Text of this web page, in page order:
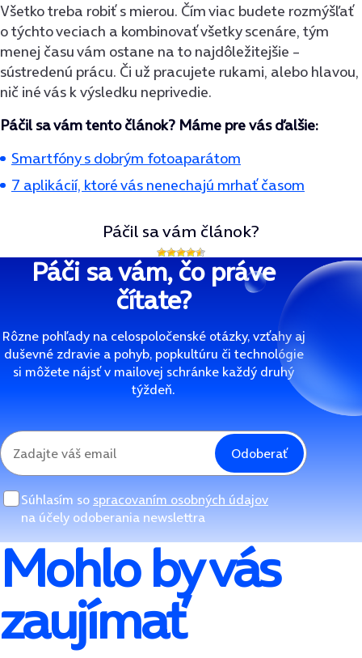
Všetko treba robiť s mierou. Čím viac budete rozmýšľať
o týchto veciach a kombinovať všetky scenáre, tým
menej času vám ostane na to najdôležitejšie –
sústredenú prácu. Či už pracujete rukami, alebo hlavou,
nič iné vás k výsledku neprivedie.
Páčil sa vám tento článok? Máme pre vás ďalšie:
Smartfóny s dobrým fotoaparátom
7 aplikácií, ktoré vás nenechajú mrhať časom
Páčil sa vám článok?
Páči sa vám, čo práve
čítate?
Rôzne pohľady na celospoločenské otázky, vzťahy aj
duševné zdravie a pohyb, popkultúru či technológie
si môžete nájsť v mailovej schránke každý druhý
týždeň.
Odoberať
Súhlasím so spracovaním osobných údajov
na účely odoberania newslettra
Mohlo by vás
zaujímať